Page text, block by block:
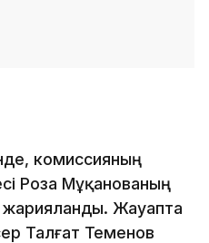
комиссияның
Роза Мұқанованың
жарияланды. Жауапта
Талғат Теменов